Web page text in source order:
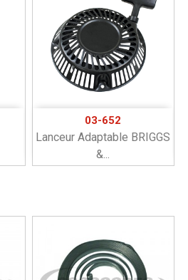
03-652
Lanceur Adaptable BRIGGS
&...